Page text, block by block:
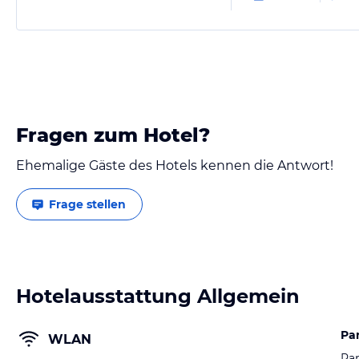
Fragen zum Hotel?
Ehemalige Gäste des Hotels kennen die Antwort!
Frage stellen
Hotelausstattung Allgemein
WLAN